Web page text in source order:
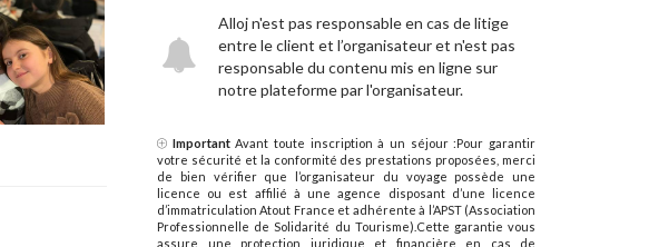
Alloj n'est pas responsable en cas de litige
entre le client et l’organisateur et n'est pas
responsable du contenu mis en ligne sur
notre plateforme par l'organisateur.
ImportantAvant toute inscription à un séjour :Pour garantir
votre sécurité et la conformité des prestations proposées, merci
de bien vérifier que l’organisateur du voyage possède une
licence ou est affilié à une agence disposant d’une licence
d’immatriculation Atout France et adhérente à l’APST (Association
Professionnelle de Solidarité du Tourisme).Cette garantie vous
assure une protection juridique et financière en cas de